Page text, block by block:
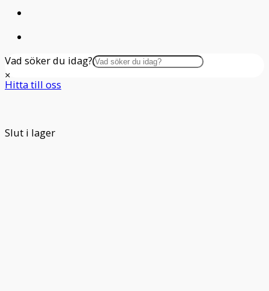
Slut i lager
Vad söker du idag?
×
Hitta till oss